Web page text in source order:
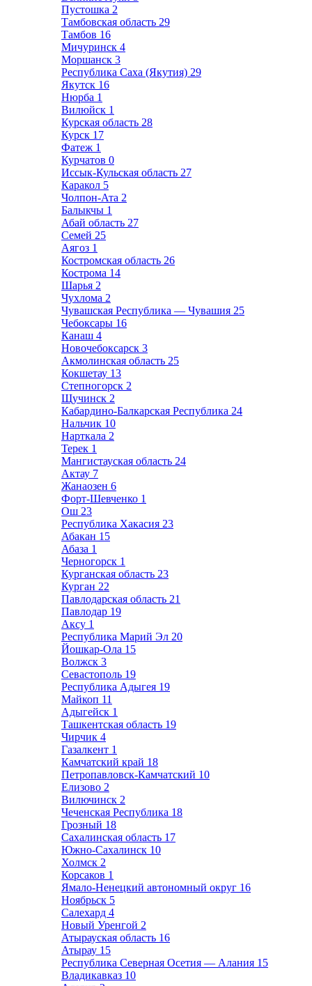
Пустошка 2
Тамбовская область 29
Тамбов 16
Мичуринск 4
Моршанск 3
Республика Саха (Якутия) 29
Якутск 16
Нюрба 1
Вилюйск 1
Курская область 28
Курск 17
Фатеж 1
Курчатов 0
Иссык-Кульская область 27
Каракол 5
Чолпон-Ата 2
Балыкчы 1
Абай область 27
Семей 25
Аягоз 1
Костромская область 26
Кострома 14
Шарья 2
Чухлома 2
Чувашская Республика — Чувашия 25
Чебоксары 16
Канаш 4
Новочебоксарск 3
Акмолинская область 25
Кокшетау 13
Степногорск 2
Щучинск 2
Кабардино-Балкарская Республика 24
Нальчик 10
Нарткала 2
Терек 1
Мангистауская область 24
Актау 7
Жанаозен 6
Форт-Шевченко 1
Ош 23
Республика Хакасия 23
Абакан 15
Абаза 1
Черногорск 1
Курганская область 23
Курган 22
Павлодарская область 21
Павлодар 19
Аксу 1
Республика Марий Эл 20
Йошкар-Ола 15
Волжск 3
Севастополь 19
Республика Адыгея 19
Майкоп 11
Адыгейск 1
Ташкентская область 19
Чирчик 4
Газалкент 1
Камчатский край 18
Петропавловск-Камчатский 10
Елизово 2
Вилючинск 2
Чеченская Республика 18
Грозный 18
Сахалинская область 17
Южно-Сахалинск 10
Холмск 2
Корсаков 1
Ямало-Ненецкий автономный округ 16
Ноябрьск 5
Салехард 4
Новый Уренгой 2
Атырауская область 16
Атырау 15
Республика Северная Осетия — Алания 15
Владикавказ 10